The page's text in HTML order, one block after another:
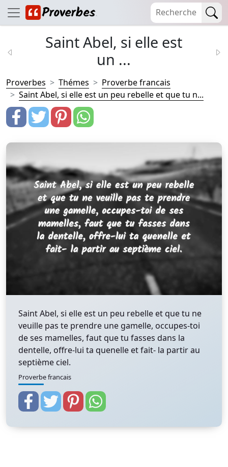
Saint Abel, si elle est
un ...
Proverbes Thémes
Proverbe francais
Saint Abel, si elle est un peu rebelle et que tu n...
Saint Abel, si elle est un peu rebelle et que tu ne
veuille pas te prendre une gamelle, occupes-toi
de ses mamelles, faut que tu fasses dans la
dentelle, offre-lui ta quenelle et fait- la partir au
septième ciel.
Proverbe francais